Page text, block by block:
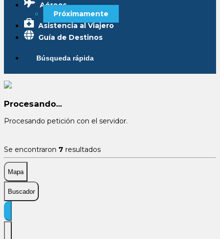
Aéreos
Próximamente
Asistencia al Viajero
Guía de Destinos
Búsqueda rápida
Procesando...
Procesando petición con el servidor.
Se encontraron 7 resultados
Mapa
Buscador